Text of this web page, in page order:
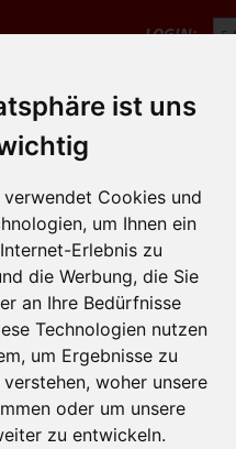
ist uns
verwendet Cookies und
um Ihnen ein
Erlebnis zu
die Werbung, die Sie
an Ihre Bedürfnisse
Technologien nutzen
um Ergebnisse zu
woher unsere
oder um unsere
zu entwickeln.
LOGIN:
office@hausfreund.at
alkoholisch Kaffee /
Süsswaren /
Knabbereien
und zeitnahe Liefertermine
auch TELEFONISCH
auf:
16:30